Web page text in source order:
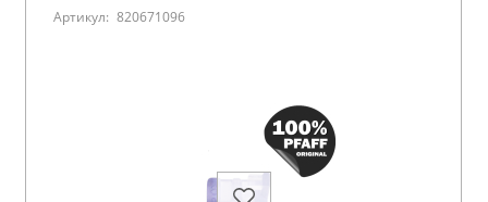
Артикул: 820671096